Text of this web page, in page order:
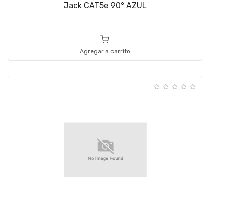
Jack CAT5e 90° AZUL
Agregar a carrito